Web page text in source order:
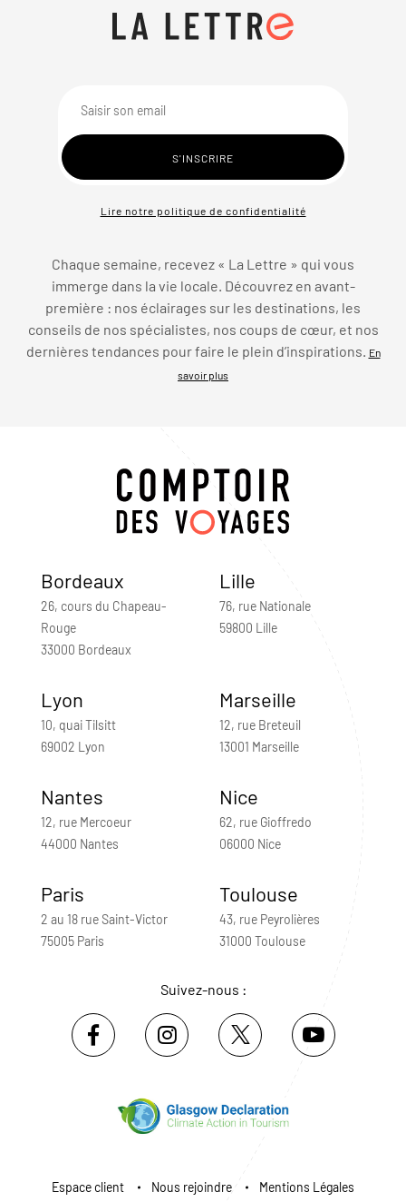
Lire notre politique de confidentialité
Chaque semaine, recevez « La Lettre » qui vous
immerge dans la vie locale. Découvrez en avant-
première : nos éclairages sur les destinations, les
conseils de nos spécialistes, nos coups de cœur, et nos
dernières tendances pour faire le plein d’inspirations. En
savoir plus
Bordeaux
26, cours du Chapeau-
Rouge
33000 Bordeaux
Lille
76, rue Nationale
59800 Lille
Lyon
10, quai Tilsitt
69002 Lyon
Marseille
12, rue Breteuil
13001 Marseille
Nantes
12, rue Mercoeur
44000 Nantes
Nice
62, rue Gioffredo
06000 Nice
Paris
2 au 18 rue Saint-Victor
75005 Paris
Toulouse
43, rue Peyrolières
31000 Toulouse
Suivez-nous :
Espace client Nous rejoindre
Mentions Légales